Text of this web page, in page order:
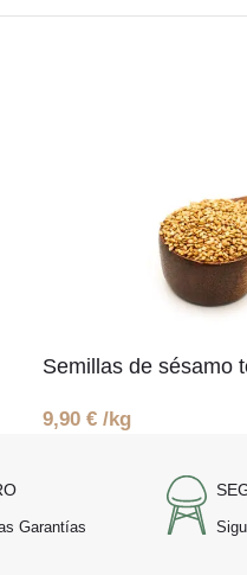
Semillas de sésamo
9,90 € /kg
Garantías